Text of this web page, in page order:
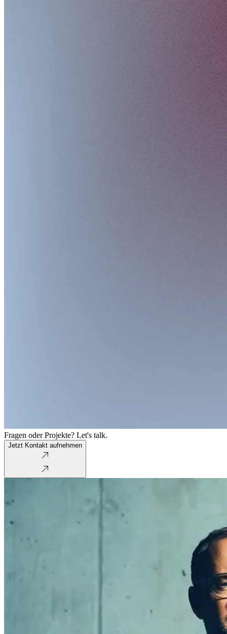
Fragen oder Projekte? Let's talk.
Jetzt Kontakt aufnehmen